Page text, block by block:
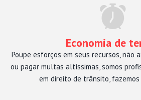
Economia de
Poupe esforços em seus recursos, não
ou pagar multas altíssimas, somos
em direito de trânsito, fazemos